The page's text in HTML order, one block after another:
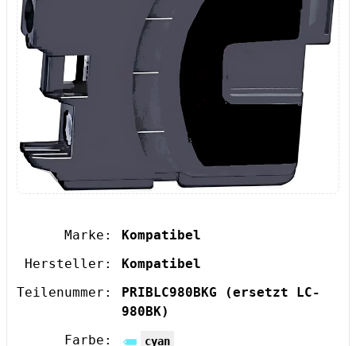
Marke:
Kompatibel
Hersteller:
Kompatibel
Teilenummer:
PRIBLC980BKG
(ersetzt LC-
980BK)
Farbe:
cyan